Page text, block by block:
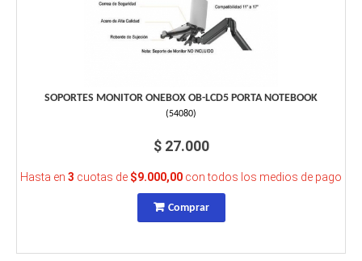
SOPORTES MONITOR ONEBOX OB-LCD5 PORTA NOTEBOOK
(54080)
$ 27.000
Hasta en 3 cuotas de $9.000,00 con todos los medios de pago
Comprar